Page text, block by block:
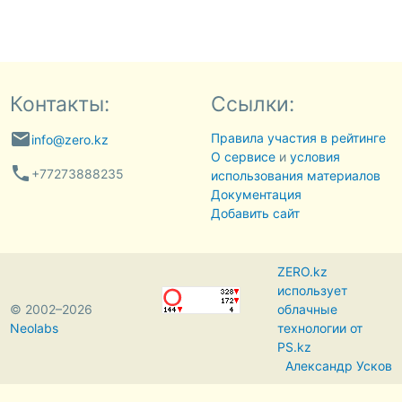
Контакты:
emailinfo@zero.kz
phone +77273888235
Ссылки:
Правила участия в рейтинге
О сервисеи условия
использования материалов
Документация
Добавить сайт
© 2002–2026
Neolabs
ZERO.kz
использует
облачные
технологии от
PS.kz
Александр Усков